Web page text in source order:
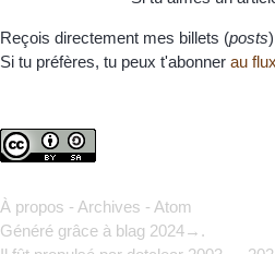
Reçois directement mes billets (posts)
Si tu préfères, tu peux t'abonner au
À propos - Archives - Atom
Généré grâce à blag 2024→.